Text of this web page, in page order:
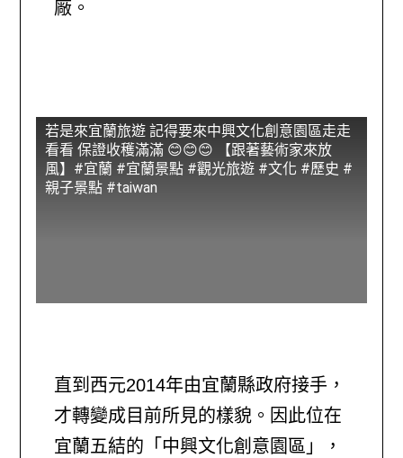
廠。
若是來宜蘭旅遊 記得要來中興文化創意園區走走
看看 保證收穫滿滿 😊😊😊 【跟著藝術家來放
風】#宜蘭 #宜蘭景點 #觀光旅遊 #文化 #歷史 #
親子景點 #taiwan
直到西元2014年由宜蘭縣政府接手，
才轉變成目前所見的樣貌。因此位在
宜蘭五結的「中興文化創意園區」，